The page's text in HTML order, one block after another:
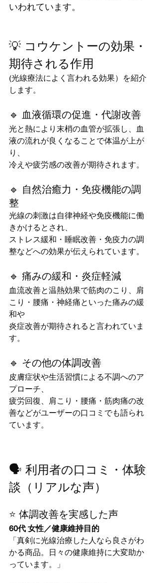
いわれています。
💡 コウケントーの効果・
期待される作用
(光線療法によく言われる効果）を紹介
します。
🔹 血液循環の促進・代謝改善
光と熱により末梢の血管が拡張し、血
液の流れが良くなることで体温が上が
り、
冷えや疲労感の改善が期待されます。
🔹 自然治癒力・免疫機能の調
整
光線の刺激は自律神経や免疫機能に働
きかけるとされ、
ストレス緩和・睡眠改善・免疫力の調
整などへの効果が伝えられています。
🔹 痛みの緩和・炎症軽減
血流改善と温熱効果で筋肉のこり、肩
こり・腰痛・神経痛といった痛みの緩
和や
炎症改善が期待されると言われていま
す。
🔹 その他の体調改善
皮膚症状や生活習慣による不調へのア
プローチ、
疲労回復、肩こり・腰痛・筋肉痛の改
善などがユーザーの口コミでも語られ
ています。
🗣️ 利用者の口コミ・体験
談（リアルな声）
⭐ 体調改善を実感した声
60代 女性／健康維持目的
「真剣に光線治療した人なら良さがわ
かる商品。日々の健康維持に大変助か
っています。」